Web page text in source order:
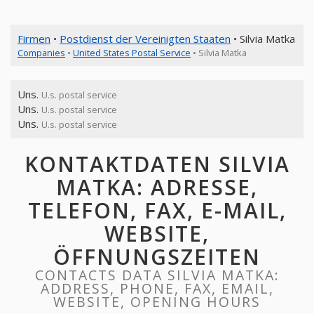
Firmen • Postdienst der Vereinigten Staaten • Silvia Matka
Companies • United States Postal Service • Silvia Matka
Uns. U.s. postal service
Uns. U.s. postal service
Uns. U.s. postal service
KONTAKTDATEN SILVIA
MATKA: ADRESSE,
TELEFON, FAX, E-MAIL,
WEBSITE,
ÖFFNUNGSZEITEN
CONTACTS DATA SILVIA MATKA:
ADDRESS, PHONE, FAX, EMAIL,
WEBSITE, OPENING HOURS